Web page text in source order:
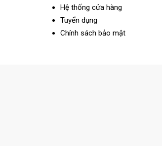
Hệ thống cửa hàng
Tuyển dụng
Chính sách bảo mật